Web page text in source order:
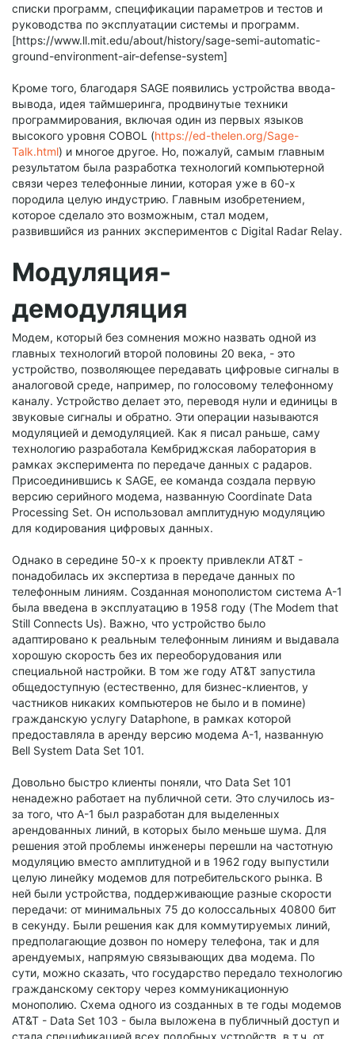
списки программ, спецификации параметров и тестов и
руководства по эксплуатации системы и программ.
[https://www.ll.mit.edu/about/history/sage-semi-automatic-
ground-environment-air-defense-system]
Кроме того, благодаря SAGE появились устройства ввода-
вывода, идея таймшеринга, продвинутые техники
программирования, включая один из первых языков
высокого уровня COBOL (https://ed-thelen.org/Sage-
Talk.html) и многое другое. Но, пожалуй, самым главным
результатом была разработка технологий компьютерной
связи через телефонные линии, которая уже в 60-х
породила целую индустрию. Главным изобретением,
которое сделало это возможным, стал модем,
развившийся из ранних экспериментов с Digital Radar Relay.
Модуляция-
демодуляция
Модем, который без сомнения можно назвать одной из
главных технологий второй половины 20 века, - это
устройство, позволяющее передавать цифровые сигналы в
аналоговой среде, например, по голосовому телефонному
каналу. Устройство делает это, переводя нули и единицы в
звуковые сигналы и обратно. Эти операции называются
модуляцией и демодуляцией. Как я писал раньше, саму
технологию разработала Кембриджская лаборатория в
рамках эксперимента по передаче данных с радаров.
Присоединившись к SAGE, ее команда создала первую
версию серийного модема, названную Coordinate Data
Processing Set. Он использовал амплитудную модуляцию
для кодирования цифровых данных.
Однако в середине 50-х к проекту привлекли AT&T -
понадобилась их экспертиза в передаче данных по
телефонным линиям. Созданная монополистом система A-1
была введена в эксплуатацию в 1958 году (The Modem that
Still Connects Us). Важно, что устройство было
адаптировано к реальным телефонным линиям и выдавала
хорошую скорость без их переоборудования или
специальной настройки. В том же году AT&T запустила
общедоступную (естественно, для бизнес-клиентов, у
частников никаких компьютеров не было и в помине)
гражданскую услугу Dataphone, в рамках которой
предоставляла в аренду версию модема A-1, названную
Bell System Data Set 101.
Довольно быстро клиенты поняли, что Data Set 101
ненадежно работает на публичной сети. Это случилось из-
за того, что A-1 был разработан для выделенных
арендованных линий, в которых было меньше шума. Для
решения этой проблемы инженеры перешли на частотную
модуляцию вместо амплитудной и в 1962 году выпустили
целую линейку модемов для потребительского рынка. В
ней были устройства, поддерживающие разные скорости
передачи: от минимальных 75 до колоссальных 40800 бит
в секунду. Были решения как для коммутируемых линий,
предполагающие дозвон по номеру телефона, так и для
арендуемых, напрямую связывающих два модема. По
сути, можно сказать, что государство передало технологию
гражданскому сектору через коммуникационную
монополию. Схема одного из созданных в те годы модемов
AT&T - Data Set 103 - была выложена в публичный доступ и
стала спецификацией всех подобных устройств, в т.ч. от